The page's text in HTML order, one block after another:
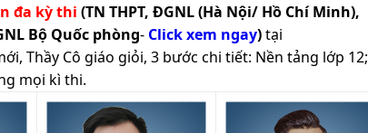
đa kỳ thi (TN THPT, ĐGNL (Hà Nội/ Hồ Chí Minh),
Bộ Quốc phòng- Click xem ngay)tại
Thầy Cô giáo giỏi, 3 bước chi tiết: Nền tảng lớp 12;
mọi kì thi.